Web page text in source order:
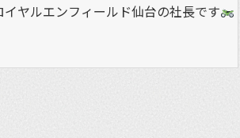
ヤルエンフィールド仙台の社長です